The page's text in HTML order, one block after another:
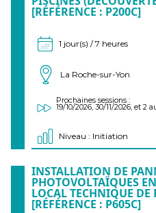
[RÉFÉRENCE : P200C]
1 jour(s) / 7 heures
La Roche-sur-Yon
Prochaines sessions :
19/10/2026, 30/11/2026, et 2
Niveau : Initiation
INSTALLATION DE
PHOTOVOLTAÏQUES
LOCAL TECHNIQUE DE
[RÉFÉRENCE : P605C]